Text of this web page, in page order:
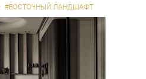
#ВОСТОЧНЫЙ ЛАНДШАФТ